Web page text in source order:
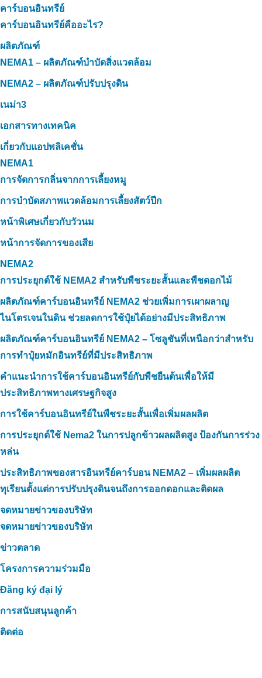
คาร์บอนอินทรีย์
คาร์บอนอินทรีย์คืออะไร?
ผลิตภัณฑ์
NEMA1 – ผลิตภัณฑ์บำบัดสิ่งแวดล้อม
NEMA2 – ผลิตภัณฑ์ปรับปรุงดิน
เนม่า3
เอกสารทางเทคนิค
เกี่ยวกับแอปพลิเคชั่น
NEMA1
การจัดการกลิ่นจากการเลี้ยงหมู
การบำบัดสภาพแวดล้อมการเลี้ยงสัตว์ปีก
หน้าพิเศษเกี่ยวกับวัวนม
หน้าการจัดการของเสีย
NEMA2
การประยุกต์ใช้ NEMA2 สำหรับพืชระยะสั้นและพืชดอกไม้
ผลิตภัณฑ์คาร์บอนอินทรีย์ NEMA2 ช่วยเพิ่มการเผาผลาญ
ไนโตรเจนในดิน ช่วยลดการใช้ปุ๋ยได้อย่างมีประสิทธิภาพ
ผลิตภัณฑ์คาร์บอนอินทรีย์ NEMA2 – โซลูชันที่เหนือกว่าสำหรับ
การทำปุ๋ยหมักอินทรีย์ที่มีประสิทธิภาพ
คำแนะนำการใช้คาร์บอนอินทรีย์กับพืชยืนต้นเพื่อให้มี
ประสิทธิภาพทางเศรษฐกิจสูง
การใช้คาร์บอนอินทรีย์ในพืชระยะสั้นเพื่อเพิ่มผลผลิต
การประยุกต์ใช้ Nema2 ในการปลูกข้าวผลผลิตสูง ป้องกันการร่วง
หล่น
ประสิทธิภาพของสารอินทรีย์คาร์บอน NEMA2 – เพิ่มผลผลิต
ทุเรียนตั้งแต่การปรับปรุงดินจนถึงการออกดอกและติดผล
จดหมายข่าวของบริษัท
จดหมายข่าวของบริษัท
ข่าวตลาด
โครงการความร่วมมือ
Đăng ký đại lý
การสนับสนุนลูกค้า
ติดต่อ